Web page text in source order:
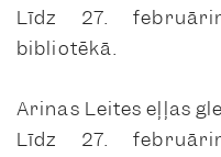
Līdz 27.
bibliotēkā.
Arinas Leites eļļas
Līdz 27.